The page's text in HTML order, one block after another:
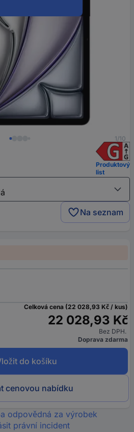
1/10
Produktový
list
Na seznam
Celková cena (22 028,93 Kč / kus)
22 028,93 Kč
Bez DPH.
Doprava zdarma
do košíku
cenovou nabídku
odpovědná za výrobek
právní incident